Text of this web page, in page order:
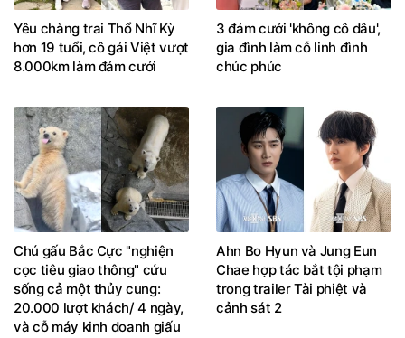
Yêu chàng trai Thổ Nhĩ Kỳ
hơn 19 tuổi, cô gái Việt vượt
8.000km làm đám cưới
3 đám cưới 'không cô dâu',
gia đình làm cỗ linh đình
chúc phúc
Chú gấu Bắc Cực "nghiện
cọc tiêu giao thông" cứu
sống cả một thủy cung:
20.000 lượt khách/ 4 ngày,
và cỗ máy kinh doanh giấu
sau lớp lông trắng
Ahn Bo Hyun và Jung Eun
Chae hợp tác bắt tội phạm
trong trailer Tài phiệt và
cảnh sát 2